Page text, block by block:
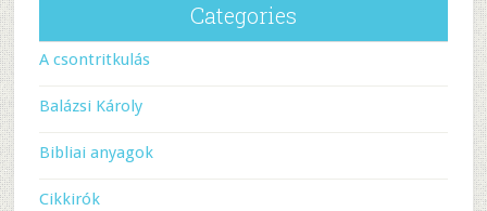
Categories
A csontritkulás
Balázsi Károly
Bibliai anyagok
Cikkirók